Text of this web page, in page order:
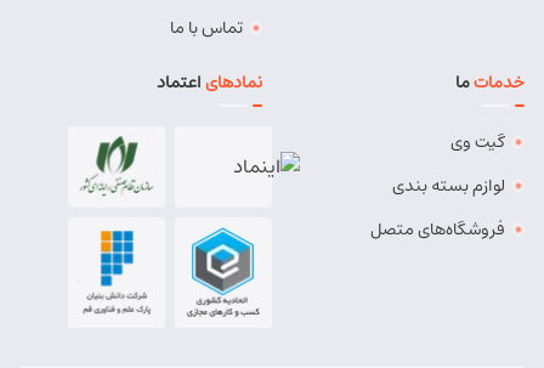
تماس با ما
خدماتما
گیت وی
لوازم بسته بندی
فروشگاه‌های متصل
نمادهایاعتماد